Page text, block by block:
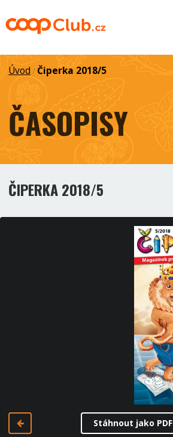
Úvod / Čiperka 2018/5
ČASOPISY
ČIPERKA 2018/5
Stáhnout jako PDF